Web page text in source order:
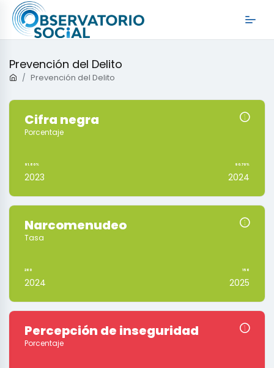
Prevención del Delito
Prevención del Delito
Cifra negra
Porcentaje
91.80%
2023
90.70%
2024
Narcomenudeo
Tasa
260
2024
156
2025
Percepción de inseguridad
Porcentaje